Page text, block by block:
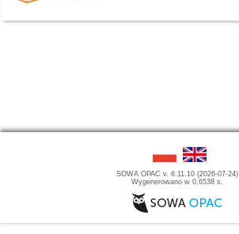
SOWA OPAC v. 6.11.10 (2026-07-24)
Wygenerowano w 0,6538 s.